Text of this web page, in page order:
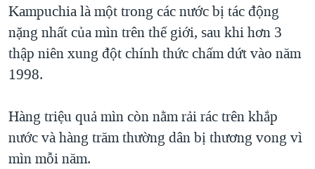
GIÁO DỤC
CHI PHÍ CHIẾN TRANH AFGHANISTAN
CÁC GIÁ TRỊ CỘNG HÒA Ở VIỆT NAM
THƯỢNG ĐỈNH TRUMP-KIM TẠI VIỆT NAM
NGƯ DÂN VIỆT VÀ LÀN SÓNG TRỘM HẢI SÂM
BÊN KIA QUỐC LỘ: TIẾNG VỌNG TỪ NÔNG THÔN MỸ
QUAN HỆ VIỆT MỸ
Kampuchia là một trong các nước bị tác động
nặng nhất của mìn trên thế giới, sau khi hơn 3
thập niên xung đột chính thức chấm dứt vào năm
1998.
Hàng triệu quả mìn còn nằm rải rác trên khắp
nước và hàng trăm thường dân bị thương vong vì
mìn mỗi năm.